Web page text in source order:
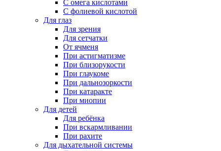
С омега кислотами
С фолиевой кислотой
Для глаз
Для зрения
Для сетчатки
От ячменя
При астигматизме
При близорукости
При глаукоме
При дальнозоркости
При катаракте
При миопии
Для детей
Для ребёнка
При вскармливании
При рахите
Для дыхательной системы